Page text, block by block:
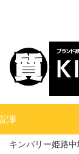
記事
キンバリー姫路